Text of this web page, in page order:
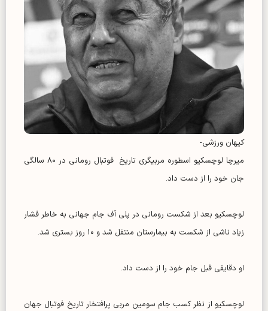
کیهان ورزشی-
میرچا لوچسکیو اسطوره مربیگری‌ تاریخ فوتبال رومانی در ۸۰ سالگی
جان خود را از دست داد.
لوچسکیو بعد از شکست رومانی در پلی آف جام جهانی به خاطر فشار
زیاد ناشی از شکست به بیمارستان منتقل شد و ۱۰ روز بستری شد.
او دقایقی قبل جام خود را از دست داد.
لوچسکیو از نظر کسب جام سومین مربی پرافتخار تاریخ فوتبال جهان